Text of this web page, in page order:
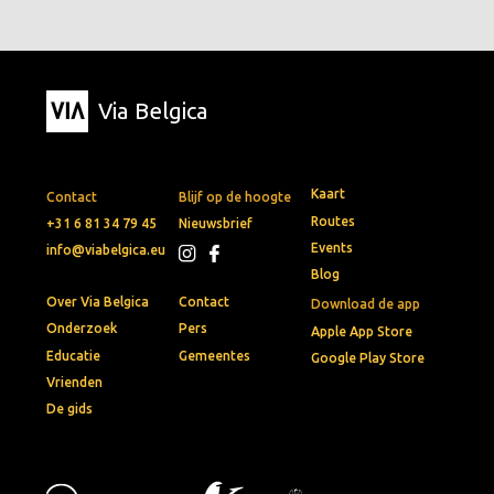
Via Belgica
Contact
+31 6 81 34 79 45
info@viabelgica.eu
Blijf op de hoogte
Nieuwsbrief
Download de app
Apple App Store
Google Play Store
Kaart
Routes
Events
Blog
Over Via Belgica
Onderzoek
Educatie
Vrienden
De gids
Contact
Pers
Gemeentes